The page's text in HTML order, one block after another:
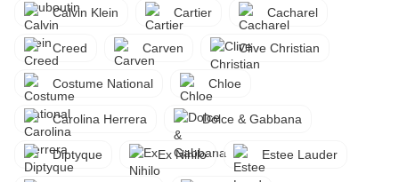
Calvin Klein Cartier Cacharel
Creed Carven Clive Christian
Costume National Chloe
Carolina Herrera Dolce & Gabbana
Diptyque Ex Nihilo Estee Lauder